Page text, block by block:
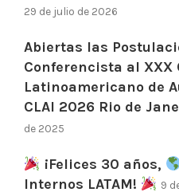
29 de julio de 2026
Abiertas las
Conferencista al XXX
Latinoamericano de
CLAI 2026 Rio de
de 2025
¡Felices 30 años,
Internos LATAM!
9